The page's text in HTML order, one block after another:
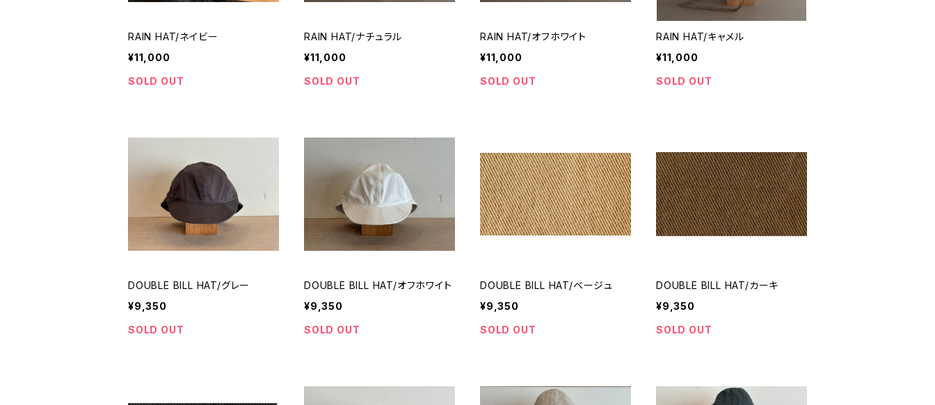
RAIN HAT/ネイビー
¥11,000
SOLD OUT
RAIN HAT/ナチュラル
¥11,000
SOLD OUT
RAIN HAT/オフホワイト
¥11,000
SOLD OUT
RAIN HAT/キャメル
¥11,000
SOLD OUT
DOUBLE BILL HAT/グレー
¥9,350
SOLD OUT
DOUBLE BILL HAT/オフホワイト
¥9,350
SOLD OUT
DOUBLE BILL HAT/ベージュ
¥9,350
SOLD OUT
DOUBLE BILL HAT/カーキ
¥9,350
SOLD OUT